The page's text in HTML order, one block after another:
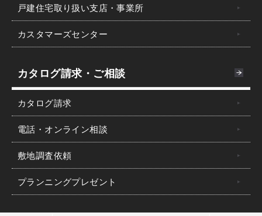
戸建住宅取り扱い支店・事業所
カスタマーズセンター
カタログ請求・ご相談
カタログ請求
電話・オンライン相談
敷地調査依頼
プランニングプレゼント